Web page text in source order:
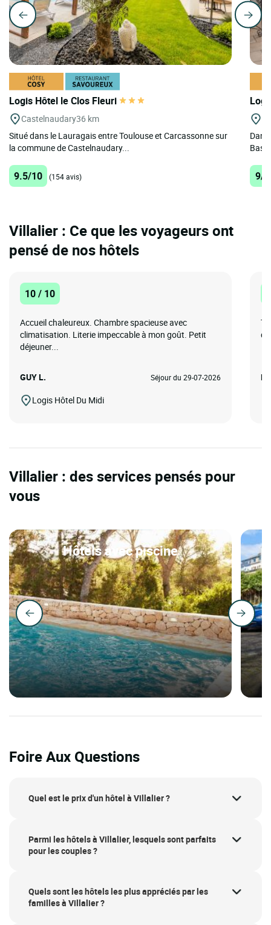
Logis Hôtel le Clos Fleuri
Castelnaudary36 km
Situé dans le Lauragais entre Toulouse et Carcassonne sur
la commune de Castelnaudary...
9.5/10 (154 avis) 9/
Villalier : Ce que les voyageurs ont
pensé de nos hôtels
10 / 10
Accueil chaleureux. Chambre spacieuse avec
climatisation. Literie impeccable à mon goût. Petit
déjeuner...
GUY L. Séjour du 29-07-2026
Logis Hôtel Du Midi
Villalier : des services pensés pour
vous
Hôtels avec piscine
Foire Aux Questions
Quel est le prix d'un hôtel à Villalier ?
Parmi les hôtels à Villalier, lesquels sont parfaits
pour les couples ?
Quels sont les hôtels les plus appréciés par les
familles à Villalier ?